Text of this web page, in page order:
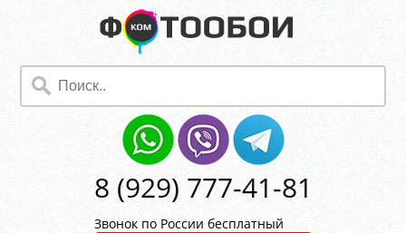
8 (929) 777-41-81
Звонок по России бесплатный